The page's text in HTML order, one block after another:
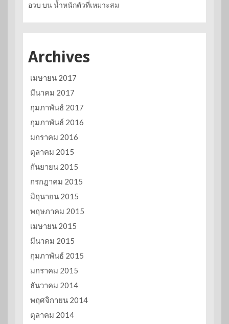
อวบ บน น้ำหนักตัวที่เหมาะสม
Archives
เมษายน 2017
มีนาคม 2017
กุมภาพันธ์ 2017
กุมภาพันธ์ 2016
มกราคม 2016
ตุลาคม 2015
กันยายน 2015
กรกฎาคม 2015
มิถุนายน 2015
พฤษภาคม 2015
เมษายน 2015
มีนาคม 2015
กุมภาพันธ์ 2015
มกราคม 2015
ธันวาคม 2014
พฤศจิกายน 2014
ตุลาคม 2014